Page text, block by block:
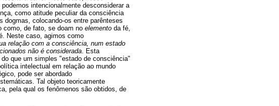
intencionalmente desconsiderar a
como atitude peculiar da consciência
colocando-os entre parênteses
como, de fato, se doam no elemento da fé,
Neste caso, agimos como
relação com a consciência, num estado
não é considerada . Esta
que um simples "estado de consciência"
intelectual em relação ao mundo
pode ser abordado
Tal objeto teoricamente
pela qual os fenômenos são obtidos, de